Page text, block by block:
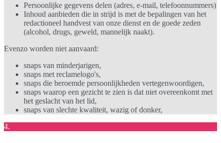
Persoonlijke gegevens delen (adres, e-mail, telefoonnummers)
Inhoud aanbieden die in strijd is met de bepalingen van het
redactioneel handvest van onze dienst en de goede zeden
(alcohol, drugs, geweld, mannelijk naakt).
Evenzo worden niet aanvaard:
snaps van minderjarigen,
snaps met reclamelogo's,
snaps die beroemde persoonlijkheden vertegenwoordigen,
snaps waarop een gezicht te zien is dat niet overeenkomt met
het geslacht van het lid,
snaps van slechte kwaliteit, wazig of donker,
4.